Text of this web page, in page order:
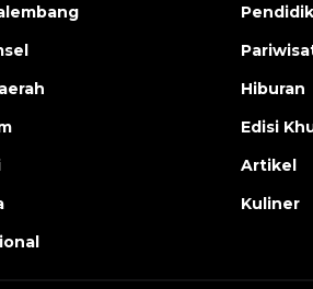
Hiburan
Edisi
Artikel
Kuliner